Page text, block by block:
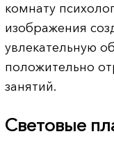
комнату
изображения
увлекательную
положительно
занятий.
Световые